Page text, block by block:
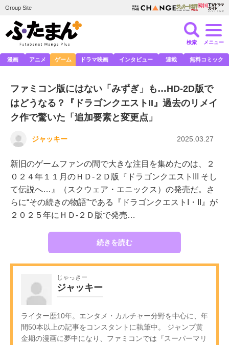
Group Site
検索 メニュー
漫画 アニメ ゲーム ドラマ映画 インタビュー 連載 無料コミック
ファミコン版にはない「みずぎ」も…HD-2D版で
はどうなる？『ドラゴンクエストII』過去のリメイ
ク作で驚いた「追加要素と変更点」
ジャッキー 2025.03.27
新旧のゲームファンの間で大きな注目を集めたのは、２
０２４年１１月のＨＤ-２Ｄ版『ドラゴンクエストIII そし
て伝説へ…』（スクウェア・エニックス）の発売だ。さ
らに“その続きの物語”である『ドラゴンクエストI・II』が
２０２５年にＨＤ-２Ｄ版で発売…
続きを読む
じゃっきー
ジャッキー
ライター歴10年。エンタメ・カルチャー分野を中心に、年
間50本以上の記事をコンスタントに執筆中。 ジャンプ黄
金期の漫画に夢中になり、ファミコンでは『スーパーマリ